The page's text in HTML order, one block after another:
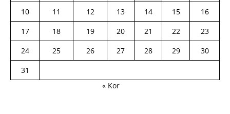
10
11 12 13 14 15
16
17
18 19 20 21 22
23
24
25 26 27 28 29
30
31
« Kor